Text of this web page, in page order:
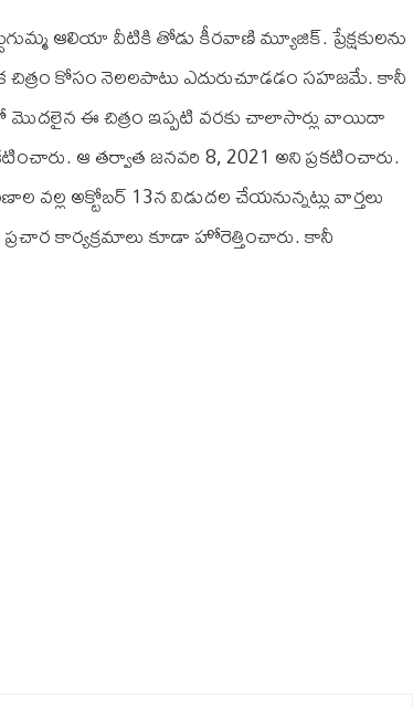
ఆలియా వీటికి తోడు కీరవాణి మ్యూజిక్. ప్రేక్షకులను
కోసం నెలలపాటు ఎదురుచూడడం సహజమే. కానీ
మొదలైన ఈ చిత్రం ఇప్పటి వరకు చాలాసార్లు వాయిదా
ఆ తర్వాత జనవరి 8, 2021 అని ప్రకటించారు.
అక్టోబర్ 13న విడుదల చేయనున్నట్లు వార్తలు
కార్యక్రమాలు కూడా హోరెత్తించారు. కానీ